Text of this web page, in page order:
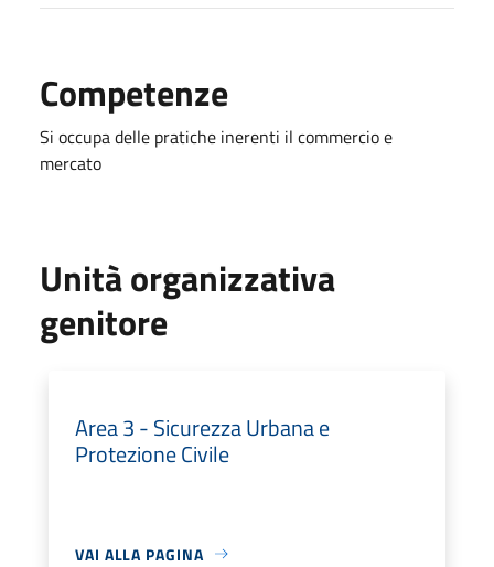
Competenze
Si occupa delle pratiche inerenti il commercio e
mercato
Unità organizzativa
genitore
Area 3 - Sicurezza Urbana e
Protezione Civile
VAI ALLA PAGINA